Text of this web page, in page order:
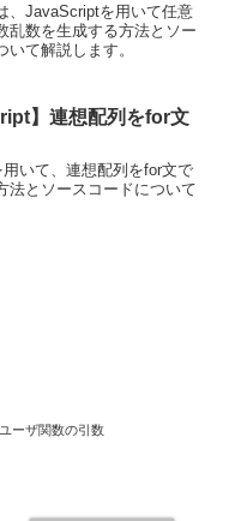
、JavaScriptを用いて任意
乱数を生成する方法とソー
いて解説します。
】連想配列をfor文
いて、連想配列をfor文で
法とソースコードについて
ーザ関数の引数